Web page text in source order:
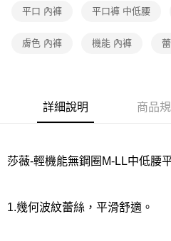
每筆NT$80，滿NT$1,000(含以上)
平口 內褲 平口褲 中低腰
膚色 內褲 機能 內褲
詳細說明 商品
莎薇-輕機能無鋼圈M-LL中低腰
1.幾何波紋蕾絲，平滑舒適。